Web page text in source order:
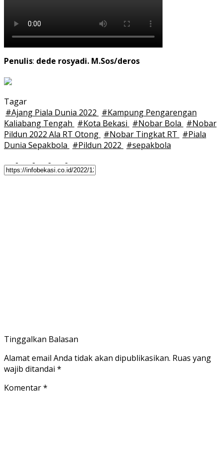
Penulis: dede rosyadi. M.Sos/deros
Tagar
#Ajang Piala Dunia 2022 #Kampung Pengarengan
Kaliabang Tengah #Kota Bekasi #Nobar Bola #Nobar
Pildun 2022 Ala RT Otong #Nobar Tingkat RT #Piala
Dunia Sepakbola #Pildun 2022 #sepakbola
Tinggalkan Balasan
Alamat email Anda tidak akan dipublikasikan. Ruas yang
wajib ditandai *
Komentar*